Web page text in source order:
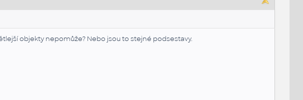
objekty nepomůže? Nebo jsou to stejné podsestavy.